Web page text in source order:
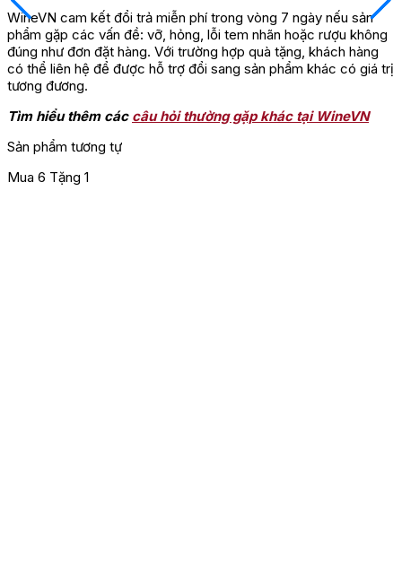
WineVN cam kết đổi trả miễn phí trong vòng 7 ngày nếu sản
phẩm gặp các vấn đề: vỡ, hỏng, lỗi tem nhãn hoặc rượu không
đúng như đơn đặt hàng. Với trường hợp quà tặng, khách hàng
có thể liên hệ để được hỗ trợ đổi sang sản phẩm khác có giá trị
tương đương.
Tìm hiểu thêm các câu hỏi thường gặp khác tại WineVN
Sản phẩm tương tự
Mua 6 Tặng 1